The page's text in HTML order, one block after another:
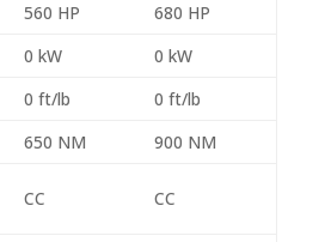
560 HP
680 HP
0 kW
0 kW
0 ft/lb
0 ft/lb
650 NM
900 NM
CC CC